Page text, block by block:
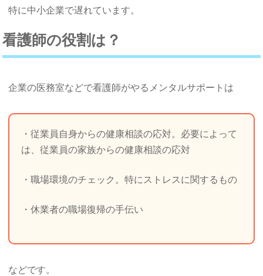
特に中小企業で遅れています。
看護師の役割は？
企業の医務室などで看護師がやるメンタルサポートは
・従業員自身からの健康相談の応対。必要によって
は、従業員の家族からの健康相談の応対
・職場環境のチェック。特にストレスに関するもの
・休業者の職場復帰の手伝い
などです。